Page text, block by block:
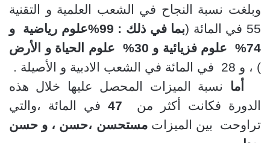
وبلغت نسبة النجاح في الشعب العلمية و التقنية
55 في المائة (
بما في ذلك : 99 %علوم رياضية و
74
% علوم فزيائية و 30 % علوم الحياة و الأرض
) ، و 28 في المائة في الشعب الادبية و الأصيلة .
أما نسبة الميزات المحصل عليها خلال هذه
الدورة فكانت أكثر من 47 في المائة ،والتي
تراوحت بين الميزاتمستحسن ،حسن ، و حسن